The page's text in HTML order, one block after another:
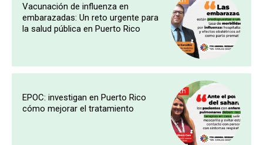
Vacunación de influenza en
embarazadas: Un reto urgente para
la salud pública en Puerto Rico
EPOC: investigan en Puerto Rico
cómo mejorar el tratamiento